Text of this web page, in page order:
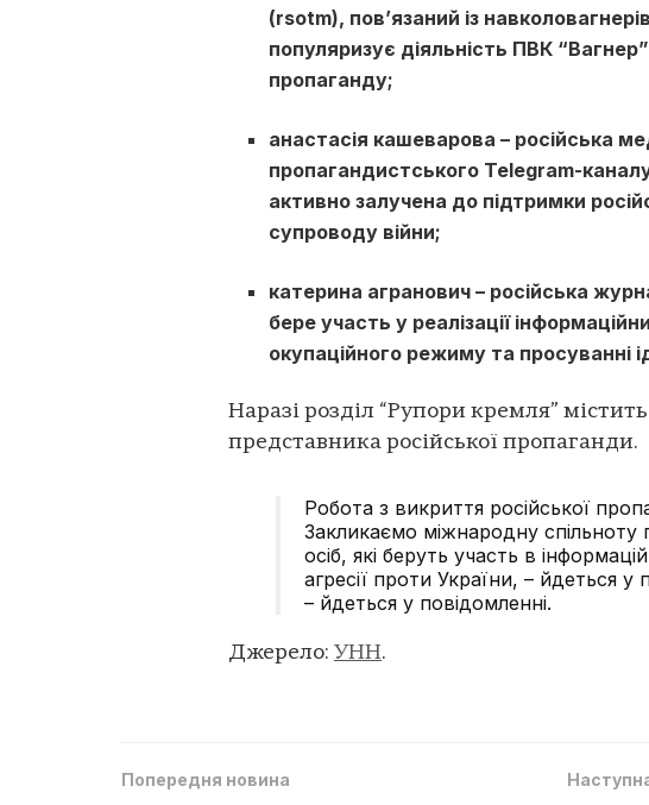
(rsotm), пов’язаний із
популяризує діяльність ПВК
пропаганду;
анастасія кашеварова – російська
пропагандистського Telegram-
активно залучена до підтримки
супроводу війни;
катерина агранович – російська
бере участь у реалізації
окупаційного режиму та просуванні
Наразі розділ “Рупори кремля”
представника російської пропаганди.
Робота з викриття російської
Закликаємо міжнародну спільноту
осіб, які беруть участь в
агресії проти України, – йдеться у
– йдеться у повідомленні.
Джерело: УНН.
Попередня новина